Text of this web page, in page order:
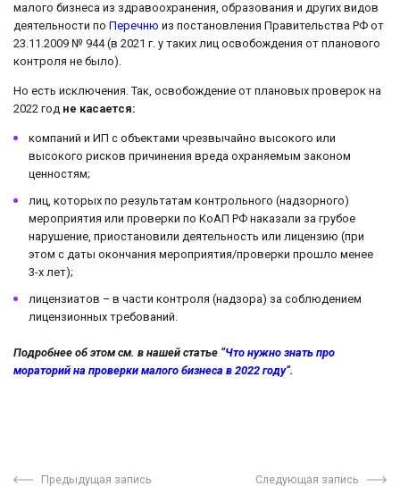
малого бизнеса из здравоохранения, образования и других видов
деятельности по Перечню из постановления Правительства РФ от
23.11.2009 № 944 (в 2021 г. у таких лиц освобождения от планового
контроля не было).
Но есть исключения. Так, освобождение от плановых проверок на
2022 год не касается:
компаний и ИП с объектами чрезвычайно высокого или
высокого рисков причинения вреда охраняемым законом
ценностям;
лиц, которых по результатам контрольного (надзорного)
мероприятия или проверки по КоАП РФ наказали за грубое
нарушение, приостановили деятельность или лицензию (при
этом с даты окончания мероприятия/проверки прошло менее
3-х лет);
лицензиатов – в части контроля (надзора) за соблюдением
лицензионных требований.
Подробнее об этом см. в нашей статье “Что нужно знать про
мораторий на проверки малого бизнеса в 2022 году“.
Предыдущая запись Следующая запись